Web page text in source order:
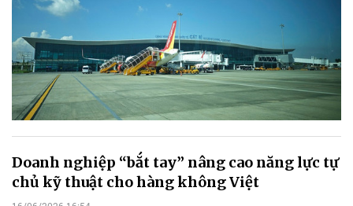
Doanh nghiệp “bắt tay” nâng cao năng lực tự
chủ kỹ thuật cho hàng không Việt